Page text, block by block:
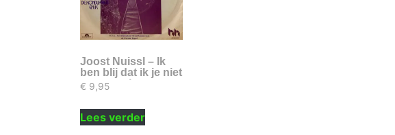
Joost Nuissl – Ik
ben blij dat ik je niet
vergeten ben
€ 9,95
Lees verder